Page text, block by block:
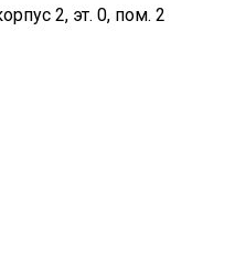
2, эт. 0, пом. 2